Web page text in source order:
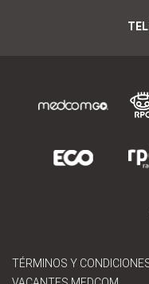
TÉRMINOS Y